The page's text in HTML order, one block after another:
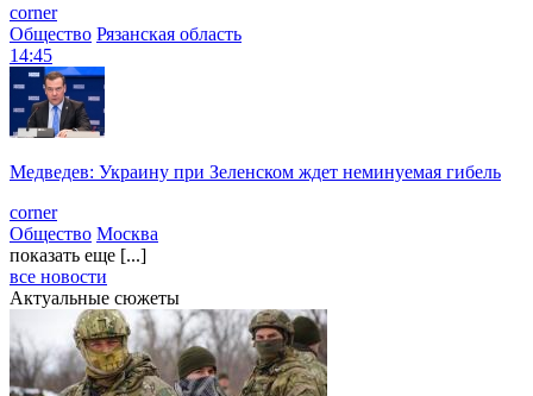
corner
Общество Рязанская область
14:45
Медведев: Украину при Зеленском ждет неминуемая гибель
corner
Общество Москва
показать еще [...]
все новости
Актуальные сюжеты